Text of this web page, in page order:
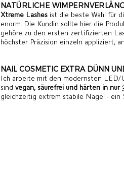
NATÜRLICHE
Xtreme Lashes ist die beste Wahl für
enorm. Die Kundin sollte hier die
gehöre zu den ersten zertifizierten
höchster Präzision einzeln appliziert,
NAIL COSMETIC EXTRA DÜNN
Ich arbeite mit den modernsten LED/
sind vegan, säurefrei und härten in nur
gleichzeitig extrem stabile Nägel - ein